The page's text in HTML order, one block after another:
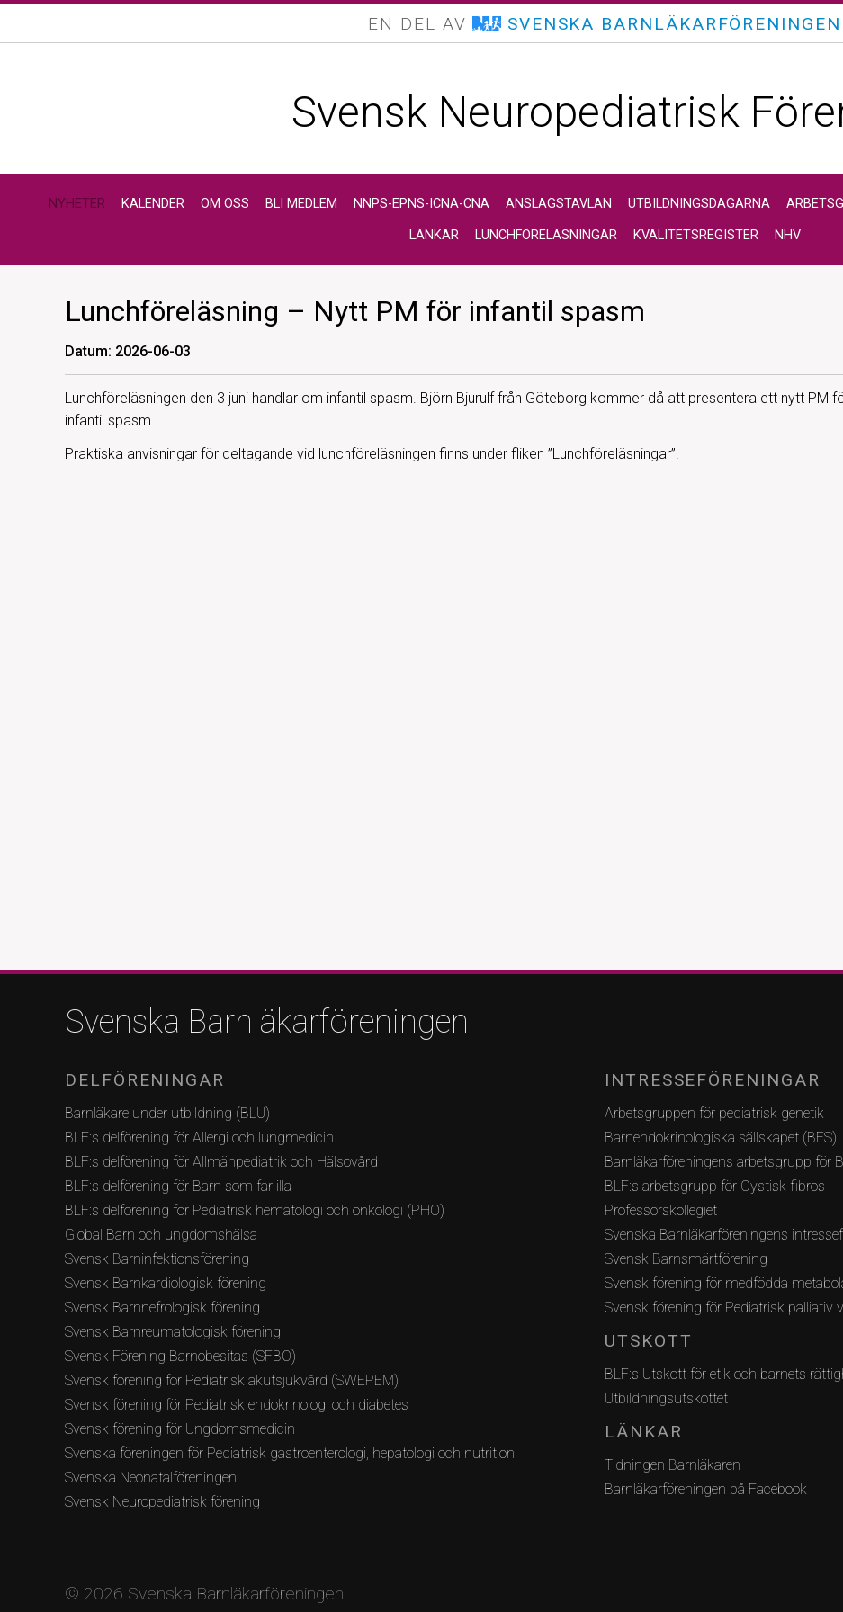
EN DEL AV SVENSKA BARNLÄKARFÖRENINGEN
Svensk Neuropediatrisk
NYHETER KALENDER OM OSS BLI MEDLEM NNPS-EPNS-ICNA-CNA ANSLAGSTAVLAN UTBILDNINGSDAGARNA
LÄNKAR LUNCHFÖRELÄSNINGAR KVALITETSREGISTER NHV
Lunchföreläsning – Nytt PM för infantil spasm
Datum: 2026-06-03
Lunchföreläsningen den 3 juni handlar om infantil spasm. Björn Bjurulf från Göteborg kommer då att presentera ett nytt PM
infantil spasm.
Praktiska anvisningar för deltagande vid lunchföreläsningen finns under fliken ”Lunchföreläsningar”.
Svenska Barnläkarföreningen
DELFÖRENINGAR
Barnläkare under utbildning (BLU)
BLF:s delförening för Allergi och lungmedicin
BLF:s delförening för Allmänpediatrik och Hälsovård
BLF:s delförening för Barn som far illa
BLF:s delförening för Pediatrisk hematologi och onkologi (PHO)
Global Barn och ungdomshälsa
Svensk Barninfektionsförening
Svensk Barnkardiologisk förening
Svensk Barnnefrologisk förening
Svensk Barnreumatologisk förening
Svensk Förening Barnobesitas (SFBO)
Svensk förening för Pediatrisk akutsjukvård (SWEPEM)
Svensk förening för Pediatrisk endokrinologi och diabetes
Svensk förening för Ungdomsmedicin
Svenska föreningen för Pediatrisk gastroenterologi, hepatologi och nutrition
Svenska Neonatalföreningen
Svensk Neuropediatrisk förening
INTRESSEFÖRENINGAR
Arbetsgruppen för pediatrisk genetik
Barnendokrinologiska sällskapet (BES)
Barnläkarföreningens arbetsgrupp för
BLF:s arbetsgrupp för Cystisk fibros
Professorskollegiet
Svenska Barnläkarföreningens
Svensk Barnsmärtförening
Svensk förening för medfödda
Svensk förening för Pediatrisk palliativ
UTSKOTT
BLF:s Utskott för etik och barnets
Utbildningsutskottet
LÄNKAR
Tidningen Barnläkaren
Barnläkarföreningen på Facebook
© 2026 Svenska Barnläkarföreningen